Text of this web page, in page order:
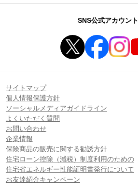
SNS公式アカウント
サイトマップ
個人情報保護方針
ソーシャルメディアガイドライン
よくいただく質問
お問い合わせ
企業情報
保険商品の販売に関する勧誘方針
住宅ローン控除（減税）制度利用のための
住宅省エネルギー性能証明書発行について
お友達紹介キャンペーン